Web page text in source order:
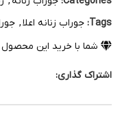
Tags: جوراب زنانه اعلا,
شما با خرید این محصول
اشتراک گذاری: